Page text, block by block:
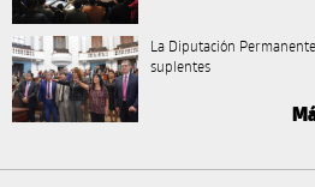
La Diputación
suplentes